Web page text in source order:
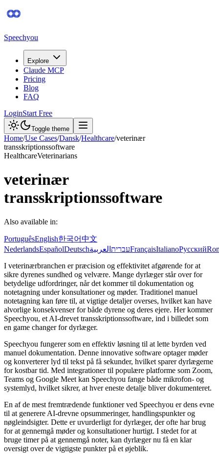
Speechyou
Explore
Claude MCP
Pricing
Blog
FAQ
LoginStart Free
Toggle theme
Home/Use Cases/Dansk/Healthcare/veterinær
transskriptionssoftware
HealthcareVeterinarians
veterinær
transskriptionssoftware
Also available in:
PortuguêsEnglish한국어中文
NederlandsEspañolDeutsch עברית العربية FrançaisItalianoРусский
I veterinærbranchen er præcision og effektivitet afgørende for at
sikre dyrenes sundhed og velvære. Mange dyrlæger står over for
betydelige udfordringer, når det kommer til dokumentation og
notetagning under konsultationer og møder. Traditionel manuel
notetagning kan føre til, at vigtige detaljer overses, hvilket kan have
alvorlige konsekvenser for både dyrene og deres ejere. Her kommer
Speechyou, et AI-drevet transskriptionssoftware, ind i billedet som
en game changer for dyrlæger.
Speechyou fungerer som en effektiv løsning til at lette byrden ved
manuel dokumentation. Denne innovative software optager møder
og konverterer lyd til tekst på få sekunder, hvilket sparer dyrlægerne
for kostbar tid. Med integrationer til populære platforme som Zoom,
Teams og Google Meet kan Speechyou fange både mikrofon- og
systemlyd, hvilket sikrer, at hver eneste detalje bliver dokumenteret.
En af de mest fremtrædende funktioner ved Speechyou er dens evne
til at generere AI-drevne opsummeringer, handlingspunkter og
nøgleindsigter. Dette er uvurderligt for dyrlæger, der ofte har brug
for at gennemgå møder og konsultationer hurtigt. I stedet for at
bruge timer på at gennemgå noter, kan dyrlæger nu få en klar
oversigt over de vigtigste punkter på et øjeblik.